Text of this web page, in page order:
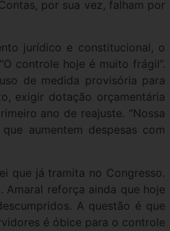
por sua vez, falham por
jurídico e constitucional, o
controle hoje é muito frágil”.
de medida provisória para
exigir dotação orçamentária
ano de reajuste. “Nossa
aumentem despesas com
que já tramita no Congresso.
Amaral reforça ainda que hoje
A questão é que
é óbice para o controle